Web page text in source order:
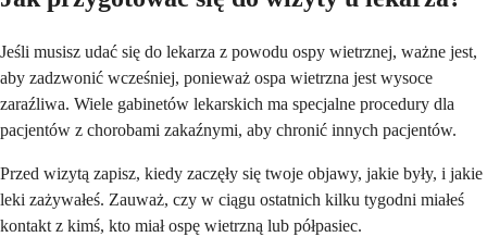
Jeśli musisz udać się do lekarza z powodu ospy wietrznej, ważne jest,
aby zadzwonić wcześniej, ponieważ ospa wietrzna jest wysoce
zaraźliwa. Wiele gabinetów lekarskich ma specjalne procedury dla
pacjentów z chorobami zakaźnymi, aby chronić innych pacjentów.
Przed wizytą zapisz, kiedy zaczęły się twoje objawy, jakie były, i jakie
leki zażywałeś. Zauważ, czy w ciągu ostatnich kilku tygodni miałeś
kontakt z kimś, kto miał ospę wietrzną lub półpasiec.